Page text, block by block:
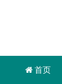
首页